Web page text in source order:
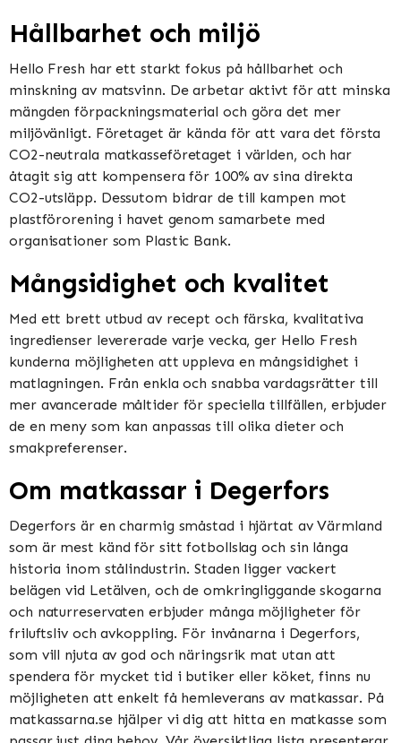
Hållbarhet och miljö
Hello Fresh har ett starkt fokus på hållbarhet och
minskning av matsvinn. De arbetar aktivt för att minska
mängden förpackningsmaterial och göra det mer
miljövänligt. Företaget är kända för att vara det första
CO2-neutrala matkasseföretaget i världen, och har
åtagit sig att kompensera för 100% av sina direkta
CO2-utsläpp. Dessutom bidrar de till kampen mot
plastförorening i havet genom samarbete med
organisationer som Plastic Bank.
Mångsidighet och kvalitet
Med ett brett utbud av recept och färska, kvalitativa
ingredienser levererade varje vecka, ger Hello Fresh
kunderna möjligheten att uppleva en mångsidighet i
matlagningen. Från enkla och snabba vardagsrätter till
mer avancerade måltider för speciella tillfällen, erbjuder
de en meny som kan anpassas till olika dieter och
smakpreferenser.
Om matkassar i Degerfors
Degerfors är en charmig småstad i hjärtat av Värmland
som är mest känd för sitt fotbollslag och sin långa
historia inom stålindustrin. Staden ligger vackert
belägen vid Letälven, och de omkringliggande skogarna
och naturreservaten erbjuder många möjligheter för
friluftsliv och avkoppling. För invånarna i Degerfors,
som vill njuta av god och näringsrik mat utan att
spendera för mycket tid i butiker eller köket, finns nu
möjligheten att enkelt få hemleverans av matkassar. På
matkassarna.se hjälper vi dig att hitta en matkasse som